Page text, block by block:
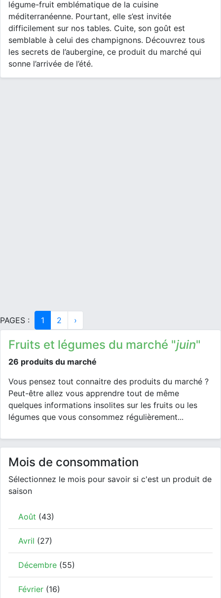
légume-fruit emblématique de la cuisine
méditerranéenne. Pourtant, elle s’est invitée
difficilement sur nos tables. Cuite, son goût est
semblable à celui des champignons. Découvrez tous
les secrets de l’aubergine, ce produit du marché qui
sonne l’arrivée de l’été.
PAGES : 1 2 ›
Fruits et légumes du marché "juin"
26 produits du marché
Vous pensez tout connaitre des produits du marché ?
Peut-être allez vous apprendre tout de même
quelques informations insolites sur les fruits ou les
légumes que vous consommez régulièrement...
Mois de consommation
Sélectionnez le mois pour savoir si c'est un produit de
saison
Août (43)
Avril (27)
Décembre (55)
Février (16)